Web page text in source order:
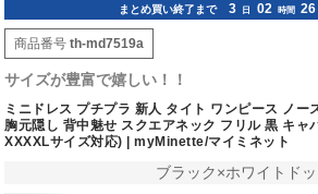
まとめ買い終了まで 3 日 02 時間 26
商品番号 th-md7519a
サイズが豊富で嬉しい！！
ミニドレス プチプラ 新人 タイト ワンピース ノー
胸元隠し 背中魅せ スクエアネック フリル 黒 キャ
XXXXLサイズ対応) | myMinette/マイミネット
ブラック×ホワイトドッ